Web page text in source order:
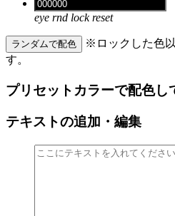
eye rnd lock reset
ランダムで配色
※ロックした色
す。
プリセットカラーで配色し
テキストの追加・編集